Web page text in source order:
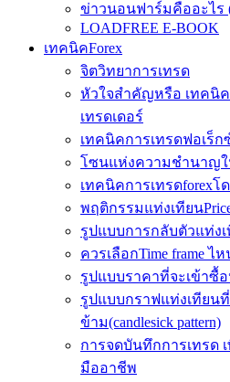
ข่าวนอนฟาร์มคืออะไร
LOADFREE E-BOOK
เทคนิคForex
จิตวิทยาการเทรด
หัวใจสำคัญหรือ เทคนิค
เทรดเดอร์
เทคนิคการเทรดฟอเร็ก
โซนแห่งความชำนาญใ
เทคนิคการเทรดforexโ
พฤติกรรมแท่งเทียน
รูปแบบการกลับตัวแท่ง
ควรเลือกTime frame ไ
รูปแบบราคาที่จะเข้าซื้อ
รูปแบบกราฟแท่งเทีย
ข้าม(candlesick pattern)
การจดบันทึกการเทรด
มืออาชีพ